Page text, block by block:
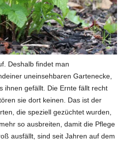
Deshalb findet man
uneinsehbaren Gartenecke,
ihnen gefällt. Die Ernte fällt recht
sie dort keinen. Das ist der
die speziell gezüchtet wurden,
so ausbreiten, damit die Pflege
ausfällt, sind seit Jahren auf dem